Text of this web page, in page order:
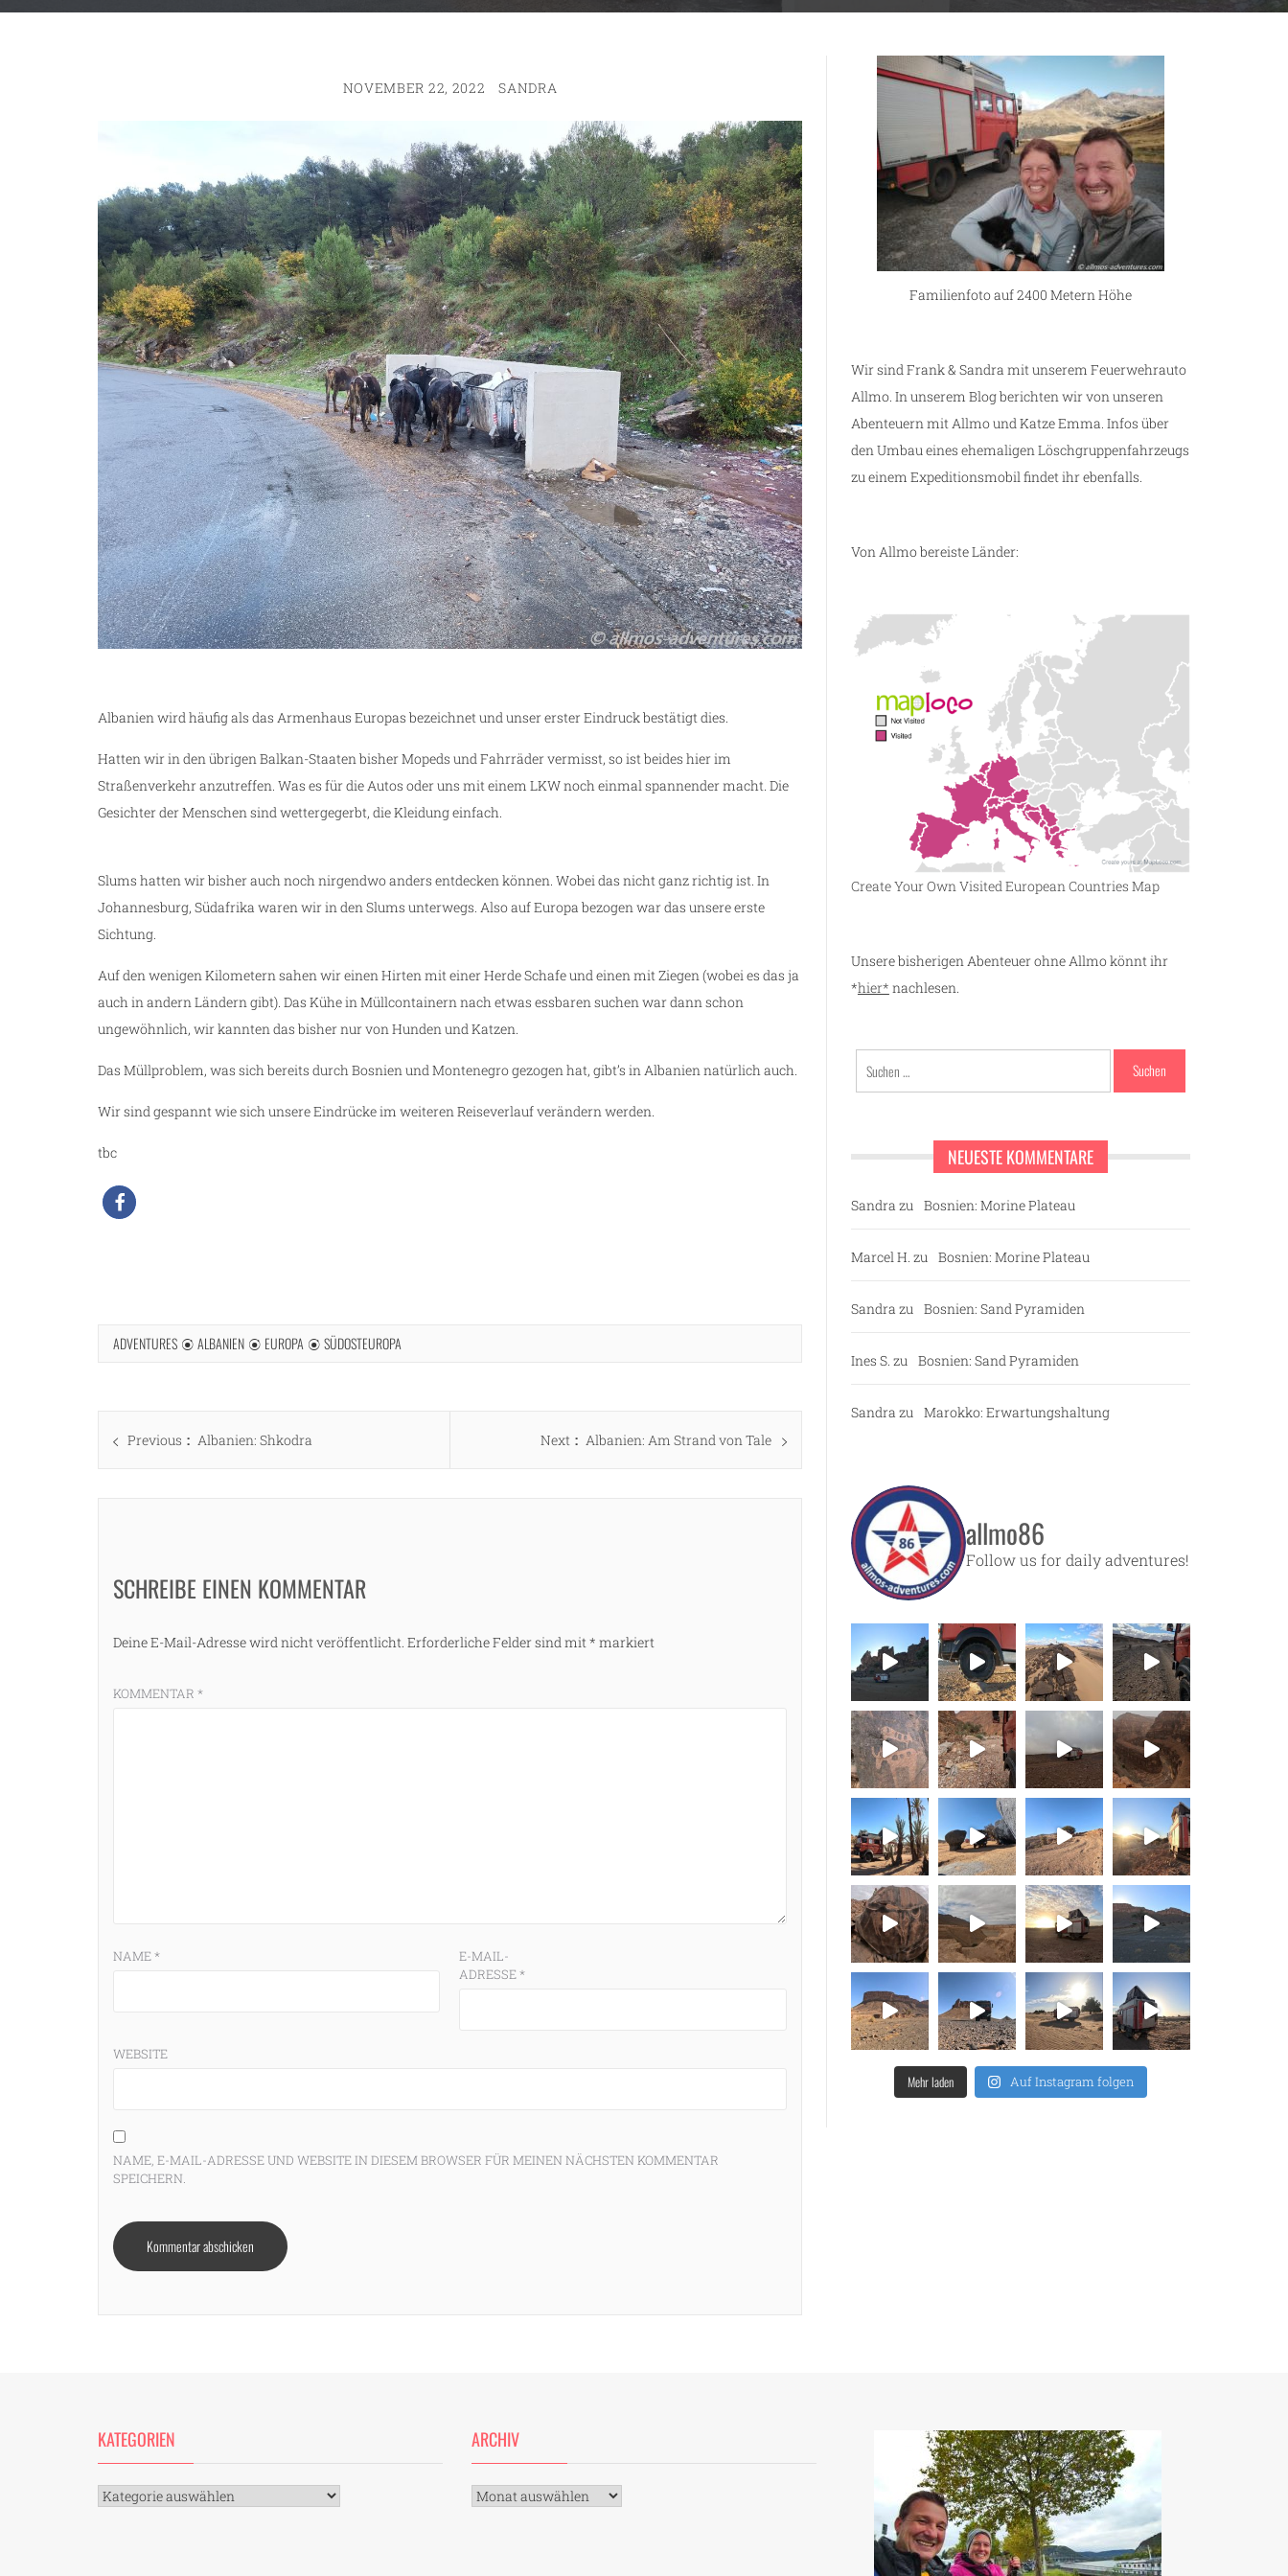
NOVEMBER 22, 2022 SANDRA
Albanien wird häufig als das Armenhaus Europas bezeichnet und unser erster Eindruck bestätigt dies.
Hatten wir in den übrigen Balkan-Staaten bisher Mopeds und Fahrräder vermisst, so ist beides hier im
Straßenverkehr anzutreffen. Was es für die Autos oder uns mit einem LKW noch einmal spannender macht. Die
Gesichter der Menschen sind wettergegerbt, die Kleidung einfach.
Slums hatten wir bisher auch noch nirgendwo anders entdecken können. Wobei das nicht ganz richtig ist. In
Johannesburg, Südafrika waren wir in den Slums unterwegs. Also auf Europa bezogen war das unsere erste
Sichtung.
Auf den wenigen Kilometern sahen wir einen Hirten mit einer Herde Schafe und einen mit Ziegen (wobei es das ja
auch in andern Ländern gibt). Das Kühe in Müllcontainern nach etwas essbaren suchen war dann schon
ungewöhnlich, wir kannten das bisher nur von Hunden und Katzen.
Das Müllproblem, was sich bereits durch Bosnien und Montenegro gezogen hat, gibt’s in Albanien natürlich auch.
Wir sind gespannt wie sich unsere Eindrücke im weiteren Reiseverlauf verändern werden.
tbc
ADVENTURES ALBANIEN EUROPA SÜDOSTEUROPA
Beitragsnavigation
Previous
Previous
Albanien: Shkodra Next
Next
Albanien: Am Strand von Tale
SCHREIBE EINEN KOMMENTAR
Deine E-Mail-Adresse wird nicht veröffentlicht. Erforderliche Felder sind mit* markiert
KOMMENTAR *
NAME*
E-MAIL-
ADRESSE*
WEBSITE
NAME, E-MAIL-ADRESSE UND WEBSITE IN DIESEM BROWSER FÜR MEINEN NÄCHSTEN KOMMENTAR
SPEICHERN.
Familienfoto auf 2400 Metern Höhe
Wir sind Frank & Sandra mit unserem Feuerwehrauto
Allmo. In unserem Blog berichten wir von unseren
Abenteuern mit Allmo und Katze Emma. Infos über
den Umbau eines ehemaligen Löschgruppenfahrzeugs
zu einem Expeditionsmobil findet ihr ebenfalls.
Von Allmo bereiste Länder:
Create Your Own Visited European Countries Map
Unsere bisherigen Abenteuer ohne Allmo könnt ihr
*hier* nachlesen.
Suchen
nach:
NEUESTE KOMMENTARE
Sandra zu Bosnien: Morine Plateau
Marcel H. zu Bosnien: Morine Plateau
Sandra zu Bosnien: Sand Pyramiden
Ines S. zu Bosnien: Sand Pyramiden
Sandra zu Marokko: Erwartungshaltung
allmo86
Follow us for daily adventures!
Mehr laden Auf Instagram folgen
KATEGORIEN
Kategorien
ARCHIV
Archiv